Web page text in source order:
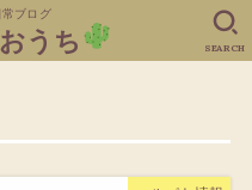
ブログ
うち SEARCH